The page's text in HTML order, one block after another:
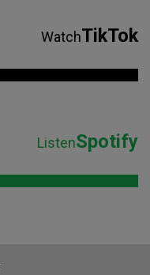
WatchTikTok
ListenSpotify